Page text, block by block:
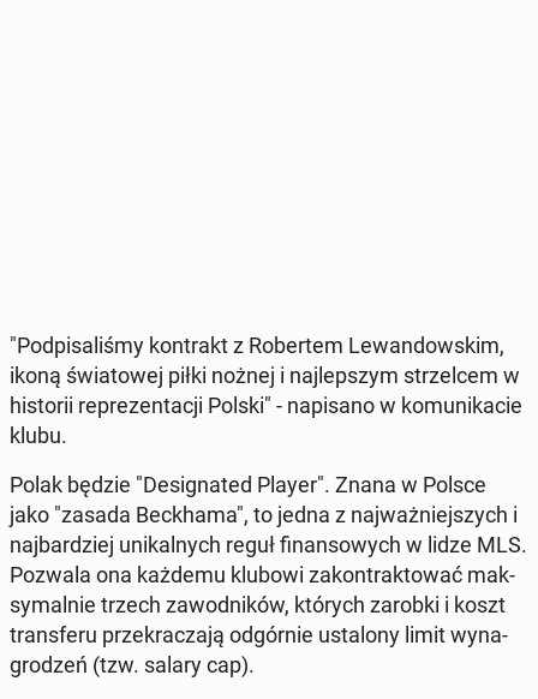
"Pod­pi­sa­li­śmy kon­trakt z Ro­ber­tem Le­wan­dow­skim,
ikoną świa­to­wej piłki nożnej i naj­lep­szym strzel­cem w
hi­sto­rii re­pre­zen­ta­cji Polski" - na­pi­sa­no w ko­mu­ni­ka­cie
klubu.
Polak będzie "De­si­gna­ted Player". Znana w Polsce
jako "zasada Bec­kha­ma", to jedna z naj­waż­niej­szych i
naj­bar­dziej uni­kal­nych reguł fi­nan­so­wych w lidze MLS.
Pozwala ona każdemu klubowi za­kon­trak­to­wać mak­
sy­mal­nie trzech za­wod­ni­ków, których zarobki i koszt
trans­fe­ru prze­kra­cza­ją od­gór­nie usta­lo­ny limit wy­na­
gro­dzeń (tzw. salary cap).